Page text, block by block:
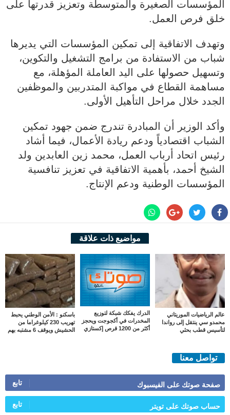
المؤسسات الصغيرة والمتوسطة وتعزيز قدرتها على
خلق فرص العمل.
وتهدف الاتفاقية إلى تمكين المؤسسات التي يديرها
شباب من الاستفادة من برامج التشغيل والتكوين،
وتسهيل حصولها على اليد العاملة المؤهلة، مع
مساهمة القطاع في مواكبة المتدربين والموظفين
الجدد خلال مراحل التأهيل الأولى.
وأكد الوزير أن المبادرة تندرج ضمن جهود تمكين
الشباب اقتصادياً ودعم ريادة الأعمال، فيما أشاد
رئيس اتحاد أرباب العمل، محمد زين العابدين ولد
الشيخ أحمد، بأهمية الاتفاقية في تعزيز تنافسية
المؤسسات الوطنية ودعم الإنتاج.
مواضيع ذات علاقة
عالم الرياضيات الموريتاني
محمدو سي ينتقل إلى رواندا
لتأسيس قطب بحثي
الدرك يفكك شبكة لتوزيع
المخدرات في أكجوجت ويحجز
أكثر من 1200 قرص إكستازي
باسكنو : الأمن الوطني يحبط
تهريب 230 كيلوغراما من
الحشيش ويوقف 6 مشتبه بهم
تواصل معنا
صفحة صوتك على الفيسبوك تابع
حساب صوتك على تويتر تابع